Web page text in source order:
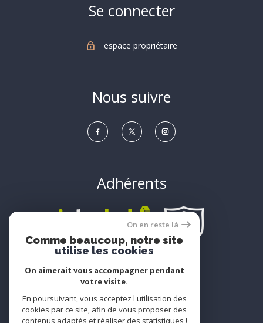
Se connecter
espace propriétaire
Nous suivre
Adhérents
© 2022
Tous droits réservés
Traduction powered by Google
On en reste là
Comme beaucoup, notre site
utilise les cookies
On aimerait vous accompagner pendant
votre visite.
En poursuivant, vous acceptez l'utilisation des
cookies par ce site, afin de vous proposer des
contenus adaptés et réaliser des statistiques !